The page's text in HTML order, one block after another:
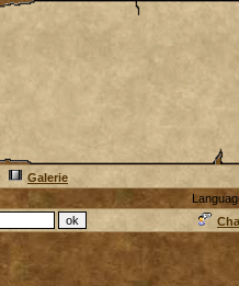
Galerie